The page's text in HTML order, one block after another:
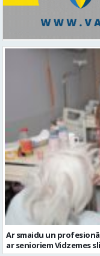
Ar smaidu un
ar senioriem Vidzemes